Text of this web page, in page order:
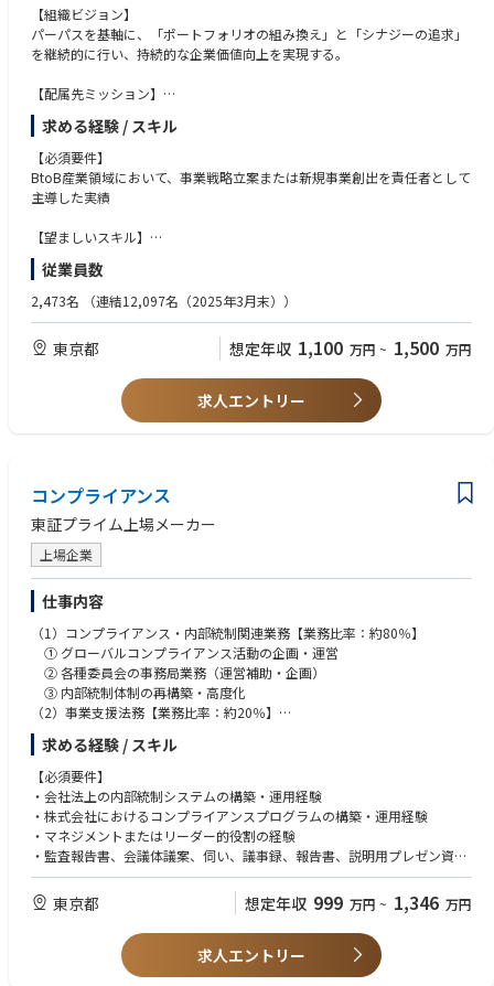
（記載しているのはあくまで一例です）
・プロセス開発リーダー／技術責任者
・製造部門マネジメント、開発プロセス量産展開
【配属工場・組織について】
磯原工場は「開発型工場」と呼ばれ、早いサイクルで開発を進めながら製
品に反映するなど、日々開発、製造、営業が協力しながら業務を進めてお
り、世界シェアトップクラスの製品を多く保有しています。その中で高品
質InP基板生産においても優れた技術を誇っており、また顧客の多くが海
ち、スピーディに要求に応えていることも特徴です。
磯原工場の化合物半導体部門は製造担当 (約120名) と開発担当 (約20名)で
構成されています。若手～中堅の年代が多くキャリア入社者も多数活躍中
です。
本とし、磯原工場には月数回程度出張として勤務いただくことを前提とし
【組織ビジョン】
パーパスを基軸に、「ポートフォリオの組み換え」と「シナジーの追求」
を継続的に行い、持続的な企業価値向上を実現する。
【配属先ミッション】
・事業ポートフォリオの組み換えとプログラマティックM&Aにより、持続
的な企業価値向上を実現する
・既存事業の強化、新たな価値創出、新規事業創出の取り組みを推進する
・企業価値向上のため、M&Aの活用や社外パートナーの起用などを企画・
提案・実行する
【職務内容】
2022年に本社経営企画部直轄の戦略組織として新設され、新規事業創出や
バイサイドM&Aを通じて成長戦略を継続的に創出し、企業価値の持続的向
上を担う中核部門です。
2025年度中期経営計画の始動に合わせ、人員・予算を拡充し、活動を一層
＜募集の背景＞
アプローチによる新規事業機会創出、M&AディールとPMI実行、それぞれ
を早急に進める必要があると考え今回の募集に至りました。
＜主な業務内容＞
・国内外の業界トレンドや提携可能企業の情報を収集・分析し、事業機会
を探索
・既存事業に対して、各種調査フレームワークを活用した事業戦略の立
案・提案
・市場成長性、自社の強み、競合状況を踏まえた事業候補のロングリスト
／ショートリストの作成
・M&Aの起案、実行、PMI
グローバルな視点で業界動向を分析し、新たな事業機会の創出から戦略立
案、M&A推進までを担う、企業成長の中核を担うポジションです。
市場分析と戦略立案を行い、成長領域の特定から事業戦略策定、M&A推
進・PMIまでを統合的にリードしていただきます。
＜その他＞
・当社の事業の理解を深めることや事業部門との戦略協議のため、国内外
・PMIを実行する場合には、在籍出向する可能性もございます。
【業務の面白み/魅力】
事業部門や外部パートナーと協業して、事業戦略の立案、提案することに
求める経験 / スキル
【必須要件】
BtoB産業領域において、事業戦略立案または新規事業創出を責任者として
主導した実績
【望ましいスキル】
・MBAの資格
・M&Aの実務経験、PMIの経験 など
事業部門やパートナー企業と協働、折衝ができる方
従業員数
2,473名 （連結12,097名（2025年3月末））
東京都 想定年収 1,100 万円 ~ 1,500 万円
求人エントリー
コンプライアンス
東証プライム上場メーカー
上場企業
仕事内容
（1）コンプライアンス・内部統制関連業務【業務比率：約80％】
① グローバルコンプライアンス活動の企画・運営
② 各種委員会の事務局業務（運営補助・企画）
③ 内部統制体制の再構築・高度化
（2）事業支援法務【業務比率：約20％】
契約審査・契約書作成
事業部門からの法務相談への対応
※メイン業務ではありませんが、法務部の一員として一定範囲でご担
当いただく想定です。
求める経験 / スキル
【必須要件】
・会社法上の内部統制システムの構築・運用経験
・株式会社におけるコンプライアンスプログラムの構築・運用経験
・マネジメントまたはリーダー的役割の経験
・監査報告書、会議体議案、伺い、議事録、報告書、説明用プレゼン資料
の作成
※会社として知見を補強する必要があるため、ポテンシャルではなく実績
重視
・語学（英語）：メール対応、文書・マニュアル読解
【望ましいスキル】
東京都 想定年収 999 万円 ~ 1,346 万円
求人エントリー